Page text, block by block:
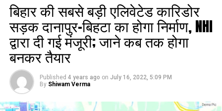
बिहार की सबसे बड़ी एलिवेटेड कारिडोर
सड़क दानापुर-बिहटा का होगा निर्माण, NHI
द्वारा दी गई मंजूरी; जाने कब तक होगा
बनकर तैयार
Published 4 years ago on July 16, 2022, 5:09 PM
By Shiwam Verma